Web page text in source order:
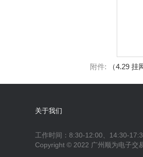
附件: （4.29
关于我们
工作时间：8:30-12:00、14:30-
Copyright © 2022 广州顺为电子